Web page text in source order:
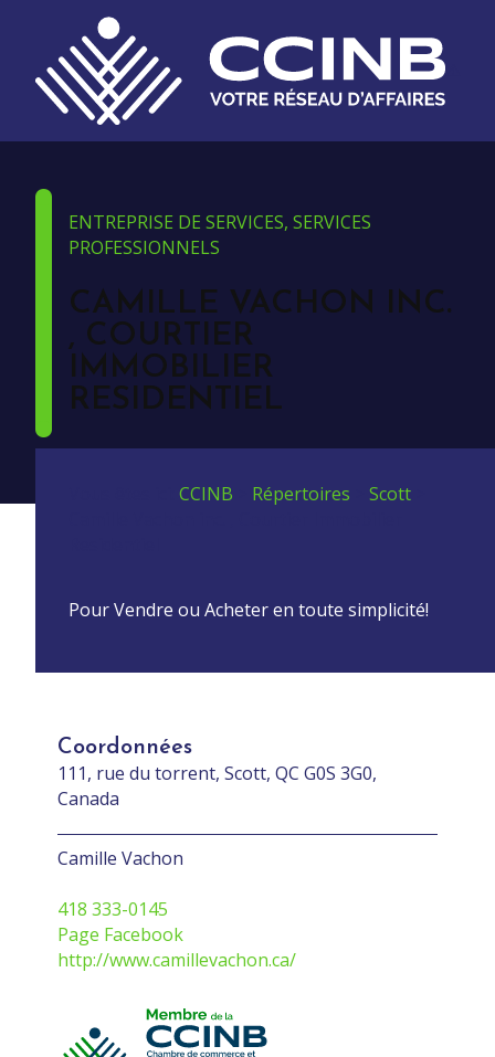
ENTREPRISE DE SERVICES, SERVICES
PROFESSIONNELS
CAMILLE VACHON INC.
, COURTIER
IMMOBILIER
RESIDENTIEL
CCINB Répertoires Scott>
Pour Vendre ou Acheter en toute simplicité!
Coordonnées
111, rue du torrent, Scott, QC G0S 3G0,
Canada
Camille Vachon
418 333-0145
Page Facebook
http://www.camillevachon.ca/